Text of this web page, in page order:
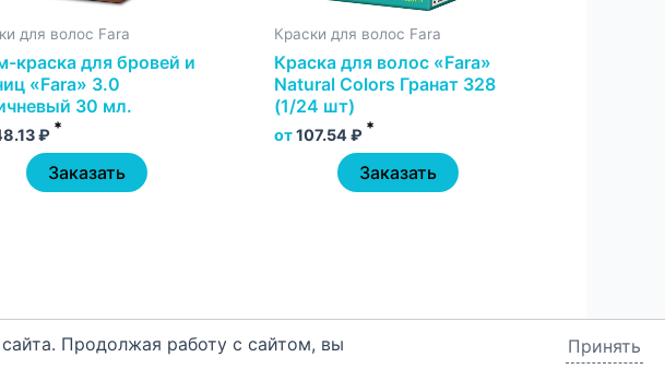
для волос Fara
краска для бровей и
«Fara» 3.0
30 мл.
₽ *
Заказать
Краски для волос Fara
Краска для волос «Fara»
Natural Colors Гранат 328
(1/24 шт)
от107.54₽ *
Заказать
Продолжая работу с сайтом, вы
Принять